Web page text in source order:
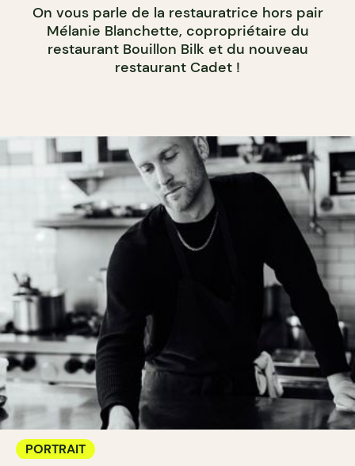
On vous parle de la restauratrice hors pair
Mélanie Blanchette, copropriétaire du
restaurant Bouillon Bilk et du nouveau
restaurant Cadet !
PORTRAIT